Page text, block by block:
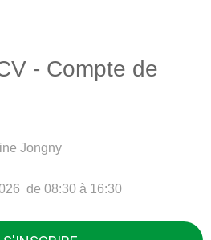
- Compte de
Jongny
de 08:30 à 16:30